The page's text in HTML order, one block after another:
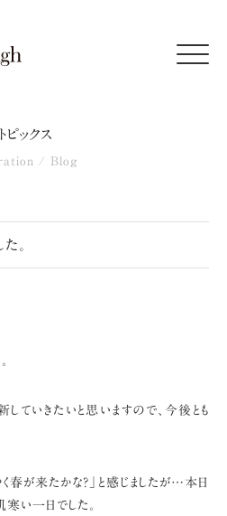
Click
トピックス
/ Blog
。
ていきたいと思いますので、 今後とも
く春が来たかな?」と感じましたが… 本日
寒い一日でした。